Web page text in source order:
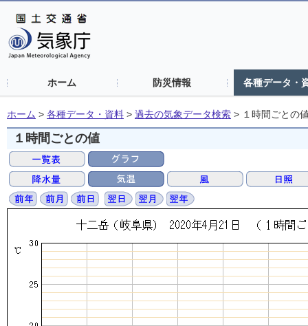
ホーム 防災情報 各種データ・
ホーム > 各種データ・資料 > 過去の気象データ検索 > １時間ごとの
１時間ごとの値